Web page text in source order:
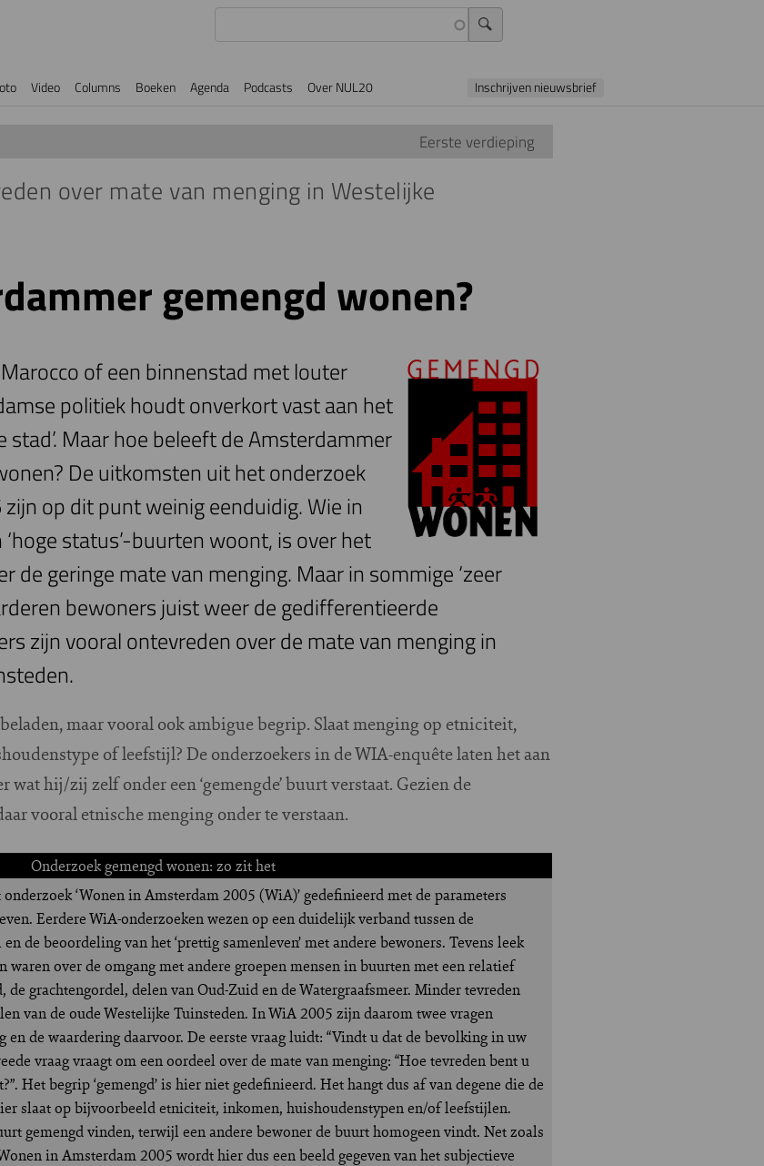
Video Columns Boeken Agenda Podcasts Over NUL20 Inschrijven nieuwsbrief
Eerste verdieping
over mate van menging in Westelijke
gemengd wonen?
of een binnenstad met louter
politiek houdt onverkort vast aan het
stad’. Maar hoe beleeft de Amsterdammer
De uitkomsten uit het onderzoek
op dit punt weinig eenduidig. Wie in
status’-buurten woont, is over het
de geringe mate van menging. Maar in sommige ‘zeer
bewoners juist weer de gedifferentieerde
zijn vooral ontevreden over de mate van menging in
maar vooral ook ambigue begrip. Slaat menging op etniciteit,
of leefstijl? De onderzoekers in de WIA-enquête laten het aan
wat hij/zij zelf onder een ‘gemengde’ buurt verstaat. Gezien de
vooral etnische menging onder te verstaan.
Onderzoek gemengd wonen: zo zit het
‘Wonen in Amsterdam 2005 (WiA)’ gedefinieerd met de parameters
Eerdere WiA-onderzoeken wezen op een duidelijk verband tussen de
de beoordeling van het ‘prettig samenleven’ met andere bewoners. Tevens leek
waren over de omgang met andere groepen mensen in buurten met een relatief
grachtengordel, delen van Oud-Zuid en de Watergraafsmeer. Minder tevreden
van de oude Westelijke Tuinsteden. In WiA 2005 zijn daarom twee vragen
en de waardering daarvoor. De eerste vraag luidt: “Vindt u dat de bevolking in uw
vraag vraagt om een oordeel over de mate van menging: “Hoe tevreden bent u
Het begrip ‘gemengd’ is hier niet gedefinieerd. Het hangt dus af van degene die de
slaat op bijvoorbeeld etniciteit, inkomen, huishoudenstypen en/of leefstijlen.
gemengd vinden, terwijl een andere bewoner de buurt homogeen vindt. Net zoals
in Amsterdam 2005 wordt hier dus een beeld gegeven van het subjectieve